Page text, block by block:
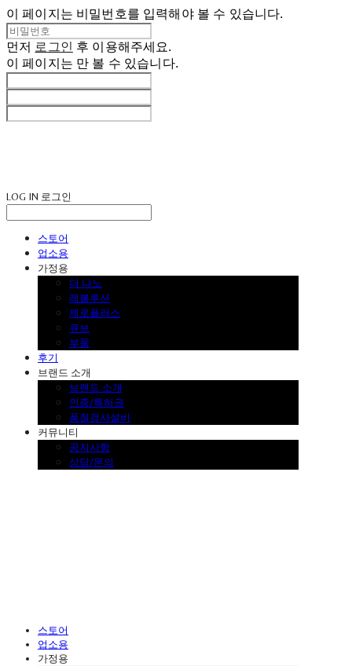
이 페이지는 비밀번호를 입력해야 볼 수 있습니다.
먼저 로그인 후 이용해주세요.
이 페이지는 만 볼 수 있습니다.
LOG IN 로그인
스토어
업소용
가정용
더 나노
레볼루션
제로플러스
큐브
부품
후기
브랜드 소개
브랜드 소개
인증/특허권
품질검사설비
커뮤니티
공지사항
상담/문의
스토어
업소용
가정용